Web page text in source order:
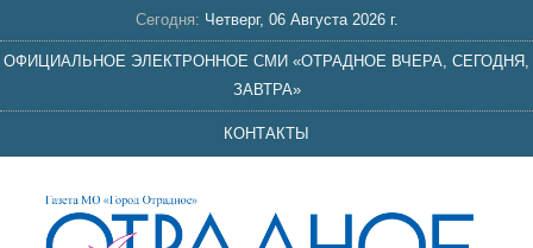
Сегодня: Четверг, 06 Августа 2026 г.
ОФИЦИАЛЬНОЕ ЭЛЕКТРОННОЕ СМИ «ОТРАДНОЕ ВЧЕРА, СЕГОДНЯ,
ЗАВТРА»
КОНТАКТЫ